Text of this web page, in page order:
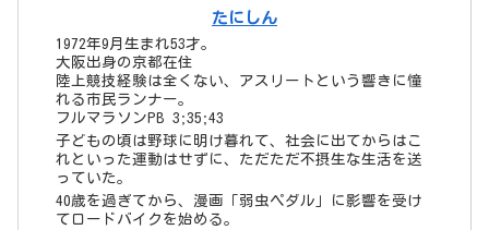
たにしん
1972年9月生まれ53才。
大阪出身の京都在住
陸上競技経験は全くない、アスリートという響きに憧
れる市民ランナー。
フルマラソンPB 3;35;43
子どもの頃は野球に明け暮れて、社会に出てからはこ
れといった運動はせずに、ただただ不摂生な生活を送
っていた。
40歳を過ぎてから、漫画「弱虫ペダル」に影響を受け
てロードバイクを始める。